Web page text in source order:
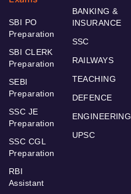
SBI PO
Preparation
SBI CLERK
Preparation
SEBI
Preparation
SSC JE
Preparation
SSC CGL
Preparation
RBI
Assistant
BANKING &
INSURANCE
SSC
RAILWAYS
TEACHING
DEFENCE
ENGINEERING
UPSC